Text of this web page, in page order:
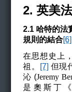
2. 英美
2.1 哈特的法
規則的結合[6]
在思想史上
祖。
[7] 但現
沁 (Jeremy
是奧斯丁